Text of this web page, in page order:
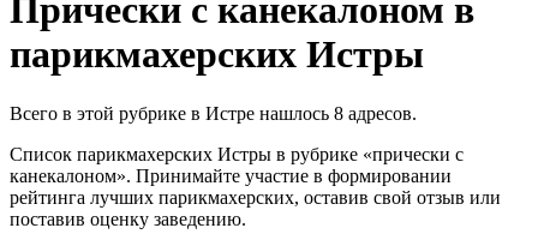
Прически с канекалоном в
парикмахерских Истры
Всего в этой рубрике в Истре нашлось 8 адресов.
Список парикмахерских Истры в рубрике «прически с
канекалоном». Принимайте участие в формировании
рейтинга лучших парикмахерских, оставив свой отзыв или
поставив оценку заведению.